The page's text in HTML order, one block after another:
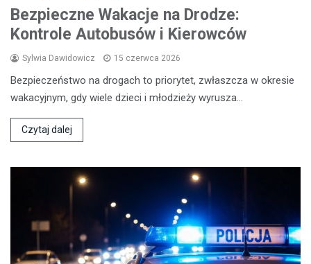
Bezpieczne Wakacje na Drodze:
Kontrole Autobusów i Kierowców
Sylwia Dawidowicz 15 czerwca 2026
Bezpieczeństwo na drogach to priorytet, zwłaszcza w okresie
wakacyjnym, gdy wiele dzieci i młodzieży wyrusza…
Czytaj dalej